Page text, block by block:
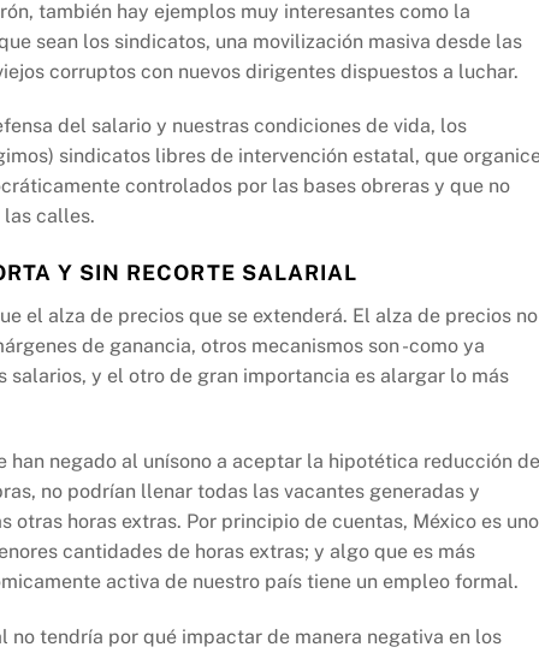
también hay ejemplos muy interesantes como la
sean los sindicatos, una movilización masiva desde las
corruptos con nuevos dirigentes dispuestos a luchar.
del salario y nuestras condiciones de vida, los
sindicatos libres de intervención estatal, que
controlados por las bases obreras y que no
las calles.
Y SIN RECORTE SALARIAL
el alza de precios que se extenderá. El alza de precios no
de ganancia, otros mecanismos son -como ya
y el otro de gran importancia es alargar lo más
han negado al unísono a aceptar la hipotética reducción
no podrían llenar todas las vacantes generadas y
horas extras. Por principio de cuentas, México es uno
cantidades de horas extras; y algo que es más
activa de nuestro país tiene un empleo formal.
tendría por qué impactar de manera negativa en los